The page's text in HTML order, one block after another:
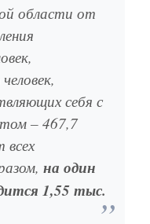
области от
себя с
– 467,7
всех
на один
1,55 тыс.